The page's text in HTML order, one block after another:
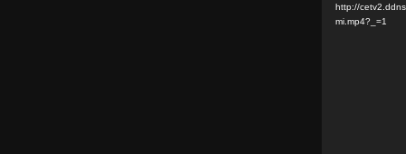
http://
mi.mp4?_=1